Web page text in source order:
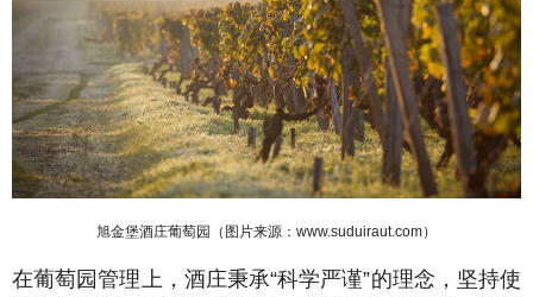
旭金堡酒庄葡萄园（图片来源：www.suduiraut.com）
在葡萄园管理上，酒庄秉承“科学严谨”的理念，坚持使